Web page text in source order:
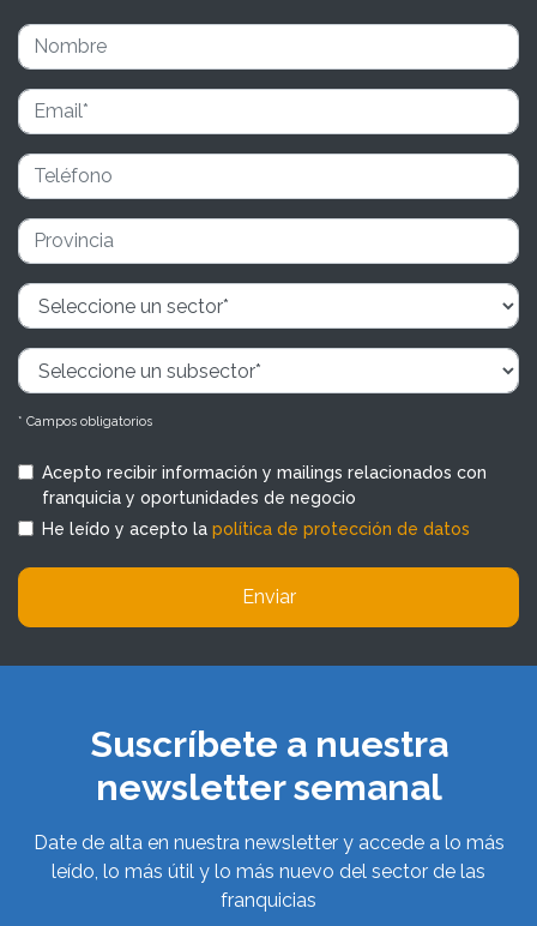
* Campos obligatorios
Acepto recibir información y mailings relacionados con
franquicia y oportunidades de negocio
He leído y acepto la política de protección de datos
Enviar
Suscríbete a nuestra
newsletter semanal
Date de alta en nuestra newsletter y accede a lo más
leído, lo más útil y lo más nuevo del sector de las
franquicias